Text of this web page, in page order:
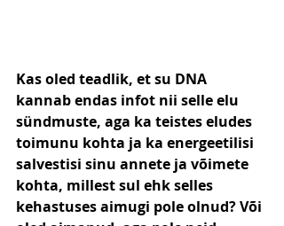
Kas oled teadlik, et su DNA
kannab endas infot nii selle elu
sündmuste, aga ka teistes eludes
toimunu kohta ja ka energeetilisi
salvestisi sinu annete ja võimete
kohta, millest sul ehk selles
kehastuses aimugi pole olnud? Või